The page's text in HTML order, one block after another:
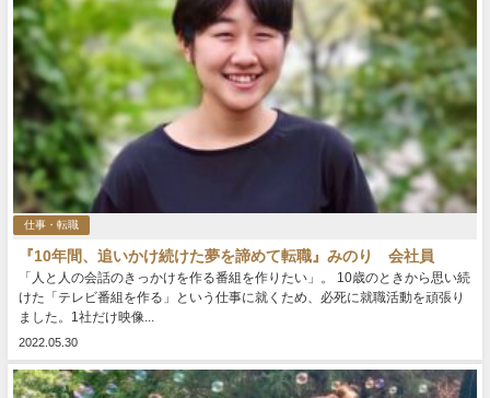
仕事・転職
『10年間、追いかけ続けた夢を諦めて転職』みのり 会社員
「人と人の会話のきっかけを作る番組を作りたい」。 10歳のときから思い続
けた「テレビ番組を作る」という仕事に就くため、必死に就職活動を頑張り
ました。1社だけ映像...
2022.05.30